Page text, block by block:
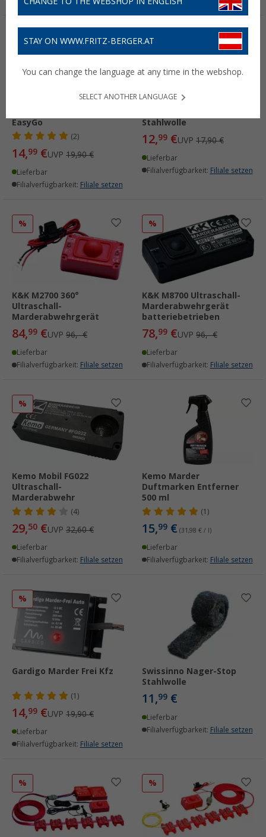
%
EasyGo
(2)
14,99 €UVP 19,90 €
Lieferbar
Filialverfügbarkeit: Filiale setzen
%
Stahlwolle
12,99 €UVP 17,90 €
Lieferbar
Filialverfügbarkeit: Filiale setzen
%
K&K M2700 360°
Ultraschall-
Marderabwehrgerät
84,99 €UVP 96,- €
Lieferbar
Filialverfügbarkeit: Filiale setzen
%
K&K M8700 Ultraschall-
Marderabwehrgerät
batteriebetrieben
78,99 €UVP 96,- €
Lieferbar
Filialverfügbarkeit: Filiale setzen
%
Kemo Mobil FG022
Ultraschall-
Marderabwehr
(4)
29,50 €UVP 32,60 €
Lieferbar
Filialverfügbarkeit: Filiale setzen
Kemo Marder
Duftmarken Entferner
500 ml
(1)
15,99 € (31,98 € / l)
Lieferbar
Filialverfügbarkeit: Filiale setzen
%
Gardigo Marder Frei Kfz
(1)
14,99 €UVP 19,90 €
Lieferbar
Filialverfügbarkeit: Filiale setzen
Swissinno Nager-Stop
Stahlwolle
11,99 €
Lieferbar
Filialverfügbarkeit: Filiale setzen
% %
STAY ON WWW.FRITZ-BERGER.AT
You can change the language at any time in the webshop.
SELECT ANOTHER LANGUAGE